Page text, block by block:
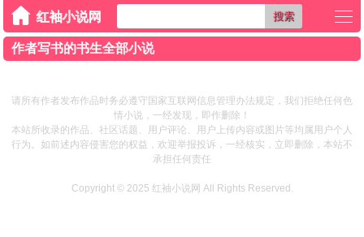
搜索
作者写书的书生全部小说
请所有作者发布作品时务必遵守国家互联网信息管理办法规定，我们拒绝任何色
情小说，一经发现，即作删除！
本站所收录的作品、社区话题、用户评论、用户上传内容或图片等均属用户个人
行为。如前述内容侵害您的权益，欢迎举报投诉，一经核实，立即删除，本站不
承担任何责任
Copyright © 2025 红袖小说网 All Rights Reserved.